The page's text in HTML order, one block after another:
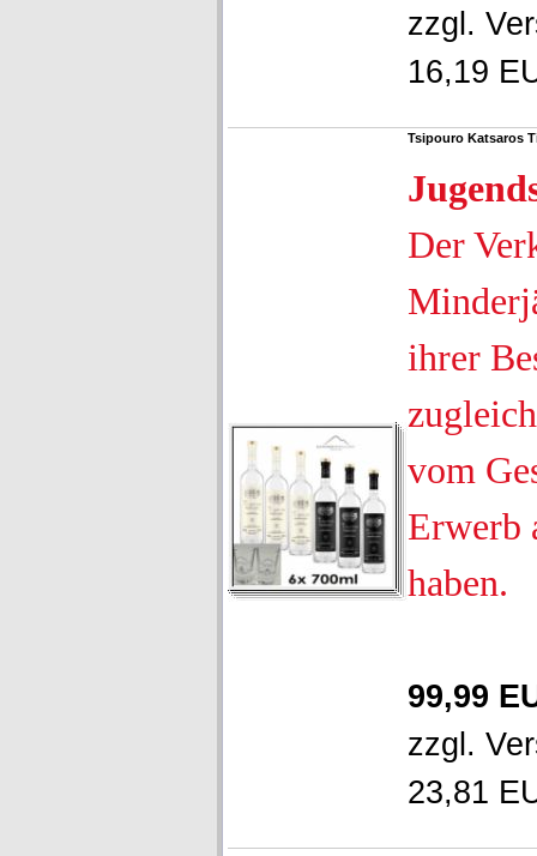
zzgl.
16,19
Tsipouro Katsaros
Der
ihrer
vom
Erwerb
haben.
99,99
zzgl.
23,81